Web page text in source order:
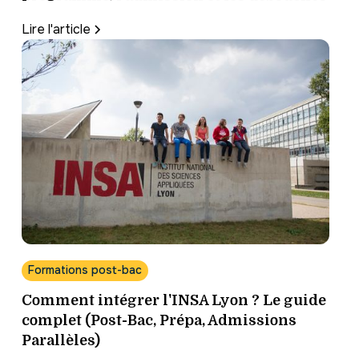
Lire l'article
Formations post-bac
Comment intégrer l'INSA Lyon ? Le guide
complet (Post-Bac, Prépa, Admissions
Parallèles)